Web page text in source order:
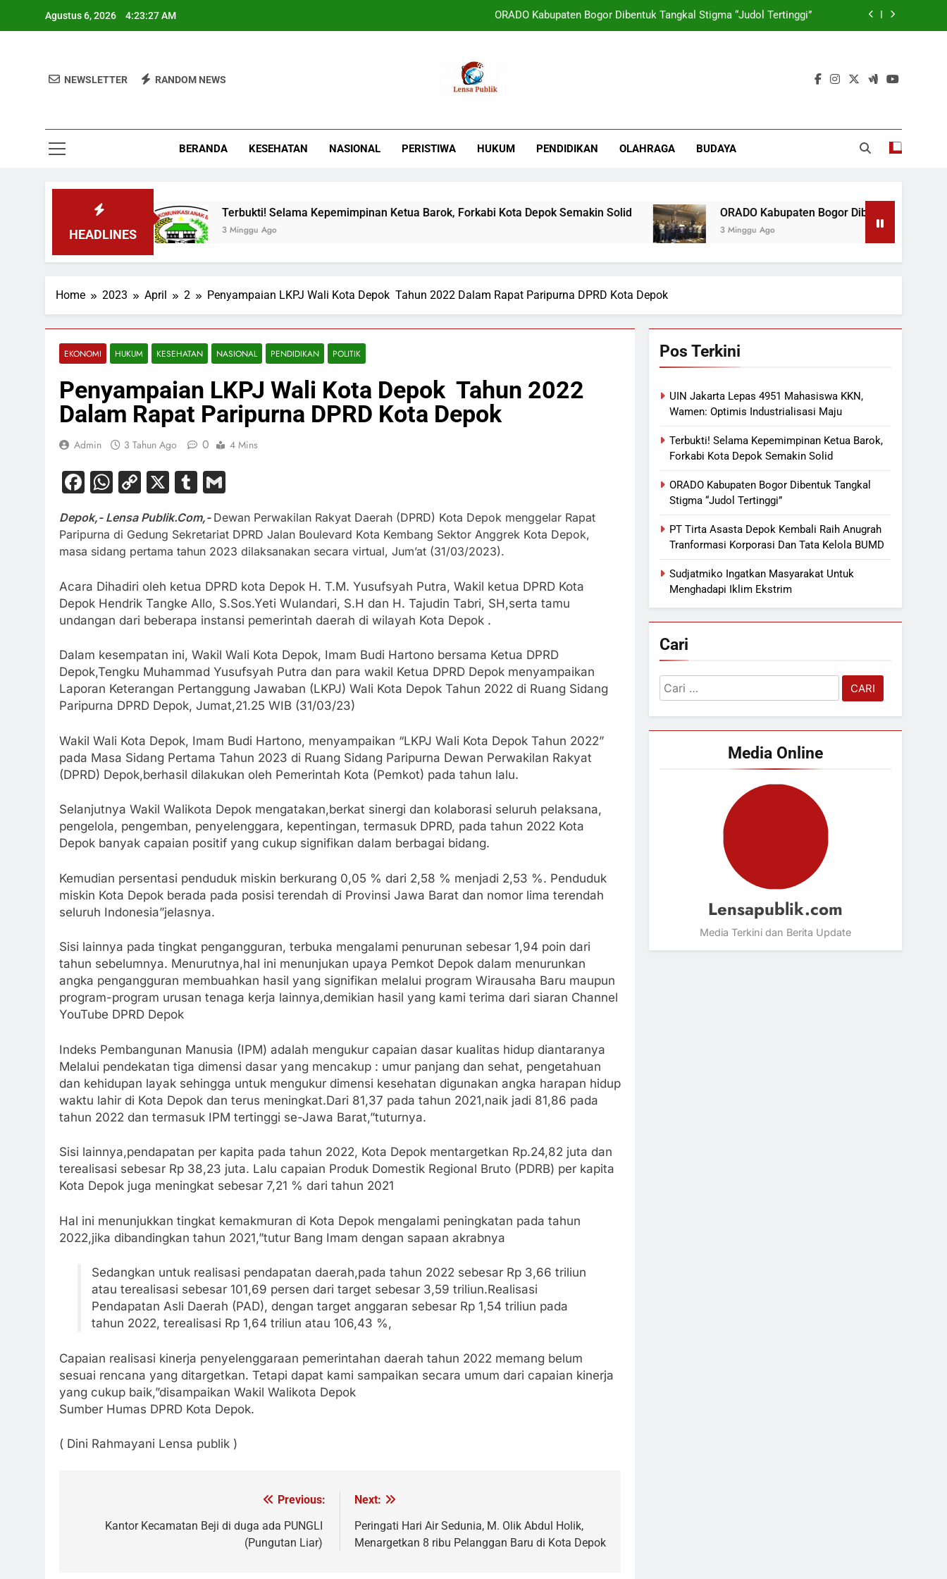
Agustus 6, 2026 4:23:27 AM ORADO Kabupaten Bogor Dibentuk Tangkal Stigma “Judol Tertinggi”
UIN Jakarta Lepas 4951 Mahasiswa KKN, Wamen: Optimis Industrialisasi Maju
NEWSLETTER RANDOM NEWS
BERANDA KESEHATAN NASIONAL PERISTIWA HUKUM PENDIDIKAN OLAHRAGA BUDAYA
HEADLINES
Terbukti! Selama Kepemimpinan Ketua Barok, Forkabi Kota Depok Semakin Solid
3 Minggu Ago
ORADO Kabupaten Bogor Dibentuk Tangkal Stigma
3 Minggu Ago
Home 2023 April 2 Penyampaian LKPJ Wali Kota Depok Tahun 2022 Dalam Rapat Paripurna DPRD Kota Depok
EKONOMI HUKUM KESEHATAN NASIONAL PENDIDIKAN POLITIK
Penyampaian LKPJ Wali Kota Depok Tahun 2022
Dalam Rapat Paripurna DPRD Kota Depok
Admin 3 Tahun Ago 0 4 Mins
Facebook
WhatsApp
Copy
X Tumblr
Depok,- Lensa Publik.Com,- Dewan Perwakilan Rakyat Daerah (DPRD) Kota Depok menggelar Rapat
Paripurna di Gedung Sekretariat DPRD Jalan Boulevard Kota Kembang Sektor Anggrek Kota Depok,
masa sidang pertama tahun 2023 dilaksanakan secara virtual, Jum’at (31/03/2023).
Acara Dihadiri oleh ketua DPRD kota Depok H. T.M. Yusufsyah Putra, Wakil ketua DPRD Kota
Depok Hendrik Tangke Allo, S.Sos.Yeti Wulandari, S.H dan H. Tajudin Tabri, SH,serta tamu
undangan dari beberapa instansi pemerintah daerah di wilayah Kota Depok .
Dalam kesempatan ini, Wakil Wali Kota Depok, Imam Budi Hartono bersama Ketua DPRD
Depok,Tengku Muhammad Yusufsyah Putra dan para wakil Ketua DPRD Depok menyampaikan
Laporan Keterangan Pertanggung Jawaban (LKPJ) Wali Kota Depok Tahun 2022 di Ruang Sidang
Paripurna DPRD Depok, Jumat,21.25 WIB (31/03/23)
Wakil Wali Kota Depok, Imam Budi Hartono, menyampaikan “LKPJ Wali Kota Depok Tahun 2022”
pada Masa Sidang Pertama Tahun 2023 di Ruang Sidang Paripurna Dewan Perwakilan Rakyat
(DPRD) Depok,berhasil dilakukan oleh Pemerintah Kota (Pemkot) pada tahun lalu.
Selanjutnya Wakil Walikota Depok mengatakan,berkat sinergi dan kolaborasi seluruh pelaksana,
pengelola, pengemban, penyelenggara, kepentingan, termasuk DPRD, pada tahun 2022 Kota
Depok banyak capaian positif yang cukup signifikan dalam berbagai bidang.
Kemudian persentasi penduduk miskin berkurang 0,05 % dari 2,58 % menjadi 2,53 %. Penduduk
miskin Kota Depok berada pada posisi terendah di Provinsi Jawa Barat dan nomor lima terendah
seluruh Indonesia”jelasnya.
Sisi lainnya pada tingkat pengangguran, terbuka mengalami penurunan sebesar 1,94 poin dari
tahun sebelumnya. Menurutnya,hal ini menunjukan upaya Pemkot Depok dalam menurunkan
angka pengangguran membuahkan hasil yang signifikan melalui program Wirausaha Baru maupun
program-program urusan tenaga kerja lainnya,demikian hasil yang kami terima dari siaran Channel
YouTube DPRD Depok
Indeks Pembangunan Manusia (IPM) adalah mengukur capaian dasar kualitas hidup diantaranya
Melalui pendekatan tiga dimensi dasar yang mencakup : umur panjang dan sehat, pengetahuan
dan kehidupan layak sehingga untuk mengukur dimensi kesehatan digunakan angka harapan hidup
waktu lahir di Kota Depok dan terus meningkat.Dari 81,37 pada tahun 2021,naik jadi 81,86 pada
tahun 2022 dan termasuk IPM tertinggi se-Jawa Barat,”tuturnya.
Sisi lainnya,pendapatan per kapita pada tahun 2022, Kota Depok mentargetkan Rp.24,82 juta dan
terealisasi sebesar Rp 38,23 juta. Lalu capaian Produk Domestik Regional Bruto (PDRB) per kapita
Kota Depok juga meningkat sebesar 7,21 % dari tahun 2021
Hal ini menunjukkan tingkat kemakmuran di Kota Depok mengalami peningkatan pada tahun
2022,jika dibandingkan tahun 2021,”tutur Bang Imam dengan sapaan akrabnya
Sedangkan untuk realisasi pendapatan daerah,pada tahun 2022 sebesar Rp 3,66 triliun
atau terealisasi sebesar 101,69 persen dari target sebesar 3,59 triliun.Realisasi
Pendapatan Asli Daerah (PAD), dengan target anggaran sebesar Rp 1,54 triliun pada
tahun 2022, terealisasi Rp 1,64 triliun atau 106,43 %,
Capaian realisasi kinerja penyelenggaraan pemerintahan daerah tahun 2022 memang belum
sesuai rencana yang ditargetkan. Tetapi dapat kami sampaikan secara umum dari capaian kinerja
yang cukup baik,”disampaikan Wakil Walikota Depok
Sumber Humas DPRD Kota Depok.
( Dini Rahmayani Lensa publik )
Previous:
Kantor Kecamatan Beji di duga ada PUNGLI
(Pungutan Liar)
Next:
Peringati Hari Air Sedunia, M. Olik Abdul Holik,
Menargetkan 8 ribu Pelanggan Baru di Kota Depok
Pos Terkini
UIN Jakarta Lepas 4951 Mahasiswa KKN,
Wamen: Optimis Industrialisasi Maju
Terbukti! Selama Kepemimpinan Ketua Barok,
Forkabi Kota Depok Semakin Solid
ORADO Kabupaten Bogor Dibentuk Tangkal
Stigma “Judol Tertinggi”
PT Tirta Asasta Depok Kembali Raih Anugrah
Tranformasi Korporasi Dan Tata Kelola BUMD
Sudjatmiko Ingatkan Masyarakat Untuk
Menghadapi Iklim Ekstrim
Cari
Cari
untuk:
Media Online
Lensapublik.com
Media Terkini dan Berita Update